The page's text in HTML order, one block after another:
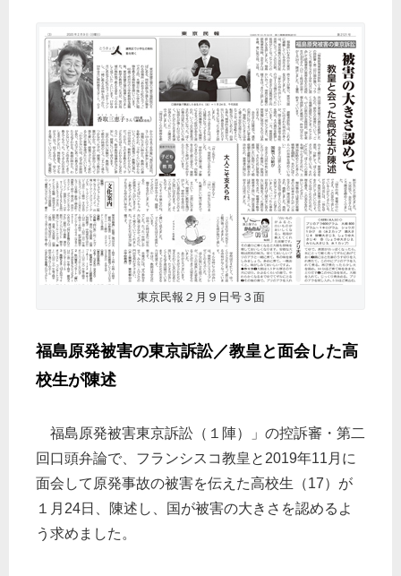
東京民報２月９日号３面
福島原発被害の東京訴訟／教皇と面会した高
校生が陳述
福島原発被害東京訴訟（１陣）」の控訴審・第二
回口頭弁論で、フランシスコ教皇と2019年11月に
面会して原発事故の被害を伝えた高校生（17）が
１月24日、陳述し、国が被害の大きさを認めるよ
う求めました。